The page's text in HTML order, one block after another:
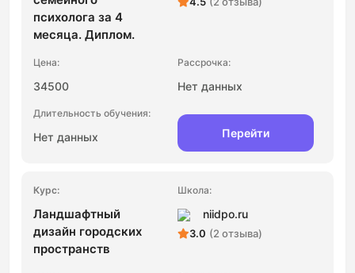
психолога за 4
месяца. Диплом.
34500 Нет данных
Нет данных Перейти
Ландшафтный
дизайн городских
пространств
niidpo.ru
3.0 (2 отзыва)